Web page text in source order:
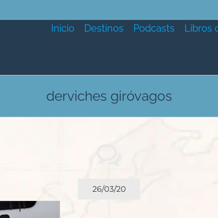
Inicio Destinos Podcasts Libros
derviches giróvagos
26/03/20